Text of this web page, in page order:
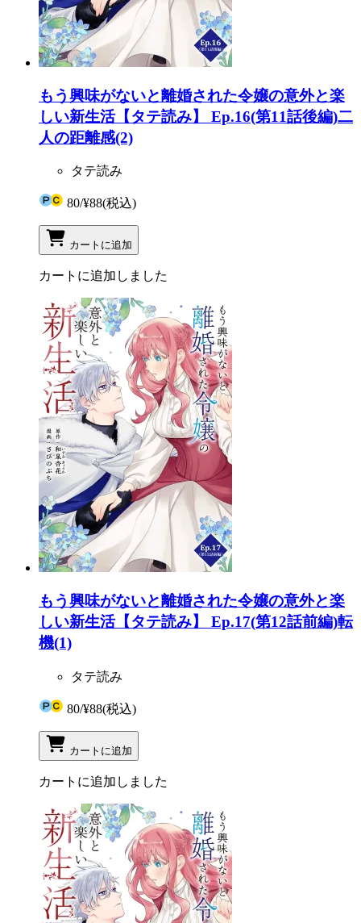
もう興味がないと離婚された令嬢の意外と楽
しい新生活【タテ読み】 Ep.16(第11話後編)二
人の距離感(2)
タテ読み
80/¥88(税込)
カートに追加
カートに追加しました
もう興味がないと離婚された令嬢の意外と楽
しい新生活【タテ読み】 Ep.17(第12話前編)転
機(1)
タテ読み
80/¥88(税込)
カートに追加
カートに追加しました